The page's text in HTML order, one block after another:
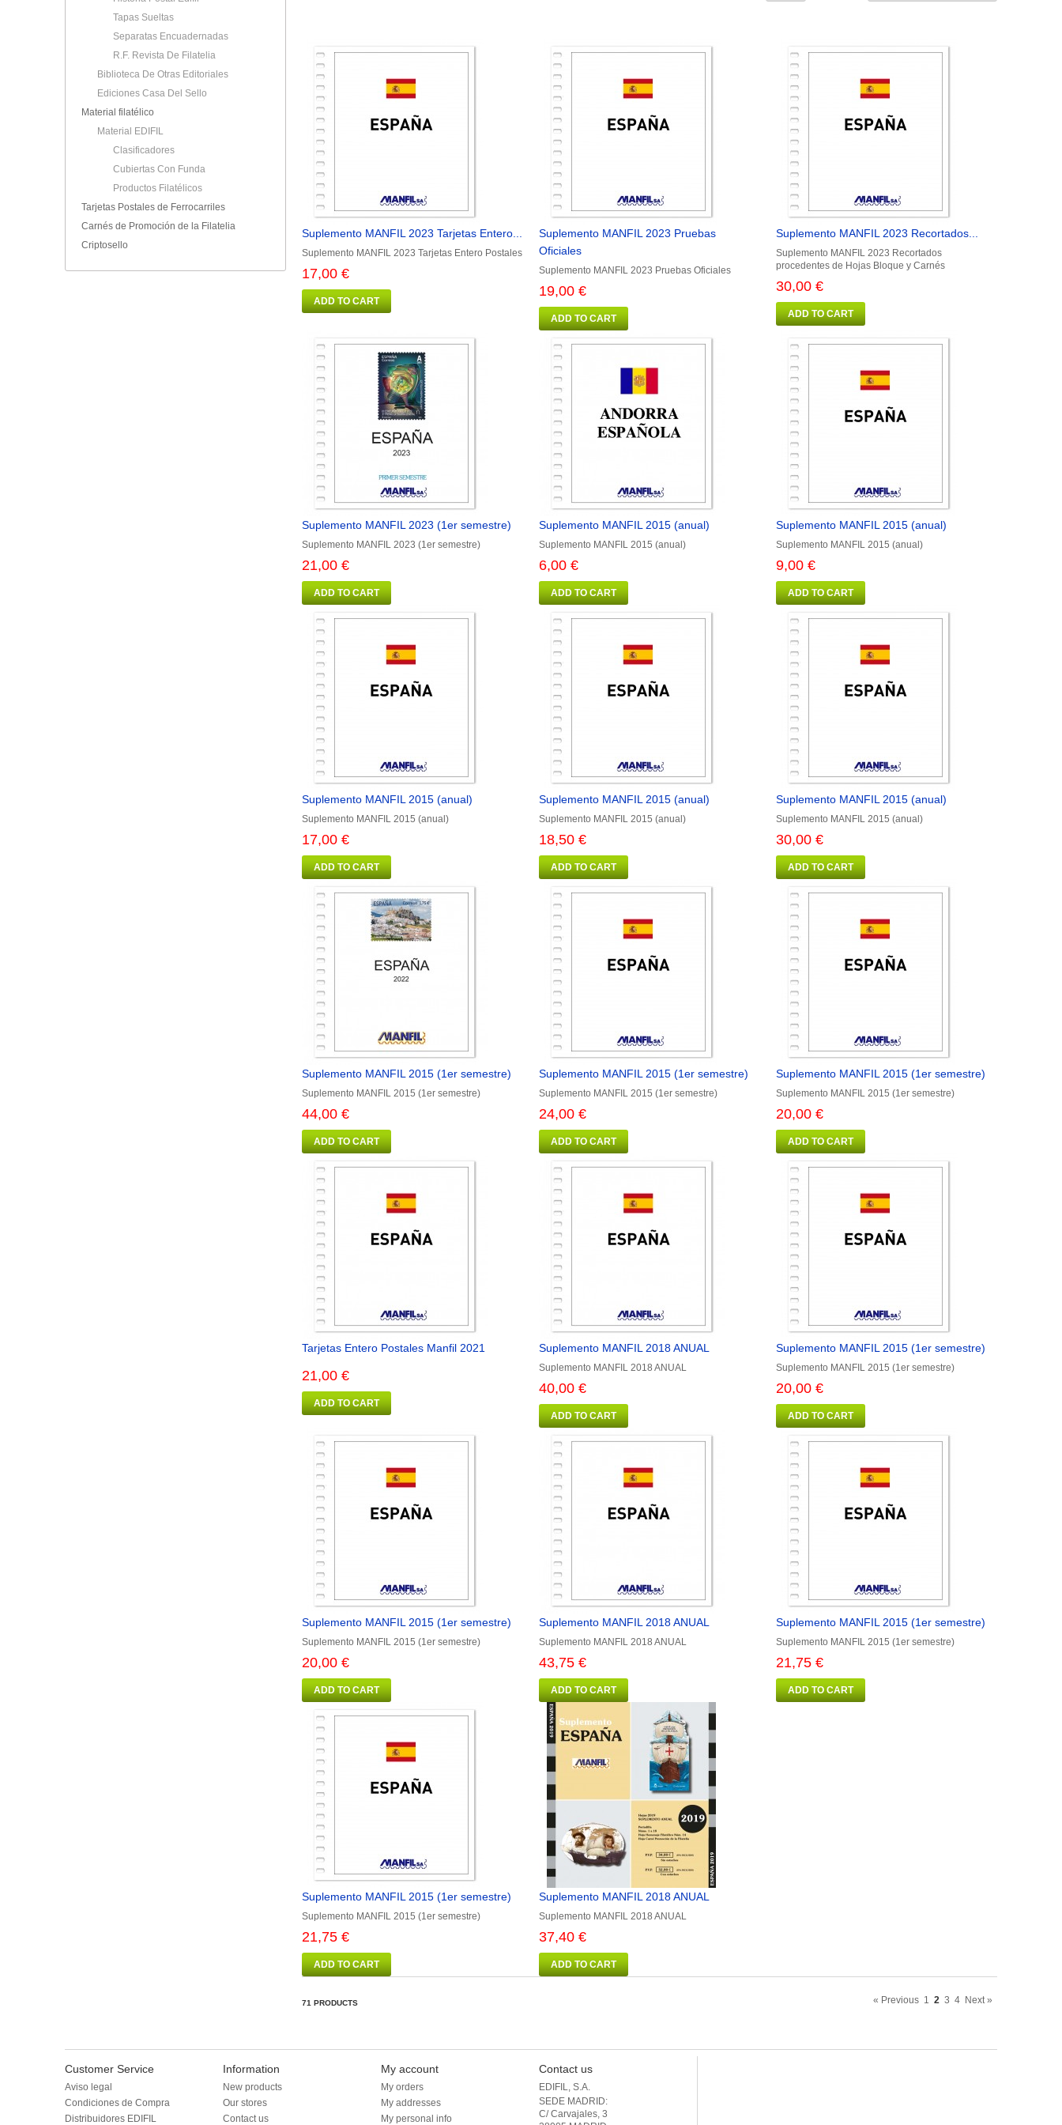
Tapas Sueltas
Separatas Encuadernadas
R.F. Revista De Filatelia
Biblioteca De Otras Editoriales
Ediciones Casa Del Sello
Material filatélico
Material EDIFIL
Clasificadores
Cubiertas Con Funda
Productos Filatélicos
Tarjetas Postales de Ferrocarriles
Carnés de Promoción de la Filatelia
Criptosello
Suplemento MANFIL 2023 Tarjetas Entero...
Suplemento MANFIL 2023 Tarjetas Entero Postales
17,00 €
ADD TO CART
Suplemento MANFIL 2023 Pruebas
Oficiales
Suplemento MANFIL 2023 Pruebas Oficiales
19,00 €
ADD TO CART
Suplemento MANFIL 2023 Recortados...
Suplemento MANFIL 2023 Recortados
procedentes de Hojas Bloque y Carnés
30,00 €
ADD TO CART
Suplemento MANFIL 2023 (1er semestre)
Suplemento MANFIL 2023 (1er semestre)
21,00 €
ADD TO CART
Suplemento MANFIL 2015 (anual)
Suplemento MANFIL 2015 (anual)
6,00 €
ADD TO CART
Suplemento MANFIL 2015 (anual)
Suplemento MANFIL 2015 (anual)
9,00 €
ADD TO CART
Suplemento MANFIL 2015 (anual)
Suplemento MANFIL 2015 (anual)
17,00 €
ADD TO CART
Suplemento MANFIL 2015 (anual)
Suplemento MANFIL 2015 (anual)
18,50 €
ADD TO CART
Suplemento MANFIL 2015 (anual)
Suplemento MANFIL 2015 (anual)
30,00 €
ADD TO CART
Suplemento MANFIL 2015 (1er semestre)
Suplemento MANFIL 2015 (1er semestre)
44,00 €
ADD TO CART
Suplemento MANFIL 2015 (1er semestre)
Suplemento MANFIL 2015 (1er semestre)
24,00 €
ADD TO CART
Suplemento MANFIL 2015 (1er semestre)
Suplemento MANFIL 2015 (1er semestre)
20,00 €
ADD TO CART
Tarjetas Entero Postales Manfil 2021
21,00 €
ADD TO CART
Suplemento MANFIL 2018 ANUAL
Suplemento MANFIL 2018 ANUAL
40,00 €
ADD TO CART
Suplemento MANFIL 2015 (1er semestre)
Suplemento MANFIL 2015 (1er semestre)
20,00 €
ADD TO CART
Suplemento MANFIL 2015 (1er semestre)
Suplemento MANFIL 2015 (1er semestre)
20,00 €
ADD TO CART
Suplemento MANFIL 2018 ANUAL
Suplemento MANFIL 2018 ANUAL
43,75 €
ADD TO CART
Suplemento MANFIL 2015 (1er semestre)
Suplemento MANFIL 2015 (1er semestre)
21,75 €
ADD TO CART
Suplemento MANFIL 2015 (1er semestre)
Suplemento MANFIL 2015 (1er semestre)
21,75 €
ADD TO CART
Suplemento MANFIL 2018 ANUAL
Suplemento MANFIL 2018 ANUAL
37,40 €
ADD TO CART
71 PRODUCTS « Previous 1 2 3 4 Next »
Customer Service
Aviso legal
Condiciones de Compra
Distribuidores EDIFIL
Information
New products
Our stores
Contact us
My account
My orders
My addresses
My personal info
Contact us
EDIFIL, S.A.
SEDE MADRID:
C/ Carvajales, 3